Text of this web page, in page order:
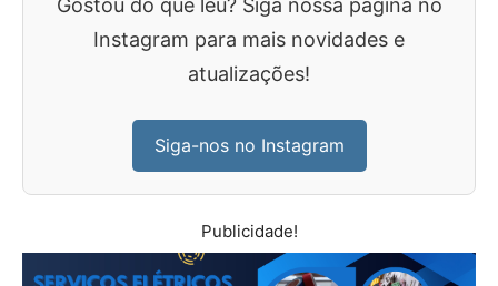
Gostou do que leu? Siga nossa página no
Instagram para mais novidades e
atualizações!
Siga-nos no Instagram
Publicidade!